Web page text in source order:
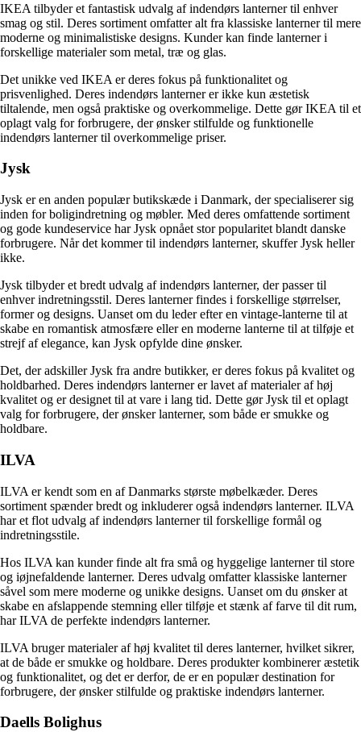
IKEA tilbyder et fantastisk udvalg af indendørs lanterner til enhver
smag og stil. Deres sortiment omfatter alt fra klassiske lanterner til mere
moderne og minimalistiske designs. Kunder kan finde lanterner i
forskellige materialer som metal, træ og glas.
Det unikke ved IKEA er deres fokus på funktionalitet og
prisvenlighed. Deres indendørs lanterner er ikke kun æstetisk
tiltalende, men også praktiske og overkommelige. Dette gør IKEA til et
oplagt valg for forbrugere, der ønsker stilfulde og funktionelle
indendørs lanterner til overkommelige priser.
Jysk
Jysk er en anden populær butikskæde i Danmark, der specialiserer sig
inden for boligindretning og møbler. Med deres omfattende sortiment
og gode kundeservice har Jysk opnået stor popularitet blandt danske
forbrugere. Når det kommer til indendørs lanterner, skuffer Jysk heller
ikke.
Jysk tilbyder et bredt udvalg af indendørs lanterner, der passer til
enhver indretningsstil. Deres lanterner findes i forskellige størrelser,
former og designs. Uanset om du leder efter en vintage-lanterne til at
skabe en romantisk atmosfære eller en moderne lanterne til at tilføje et
strejf af elegance, kan Jysk opfylde dine ønsker.
Det, der adskiller Jysk fra andre butikker, er deres fokus på kvalitet og
holdbarhed. Deres indendørs lanterner er lavet af materialer af høj
kvalitet og er designet til at vare i lang tid. Dette gør Jysk til et oplagt
valg for forbrugere, der ønsker lanterner, som både er smukke og
holdbare.
ILVA
ILVA er kendt som en af Danmarks største møbelkæder. Deres
sortiment spænder bredt og inkluderer også indendørs lanterner. ILVA
har et flot udvalg af indendørs lanterner til forskellige formål og
indretningsstile.
Hos ILVA kan kunder finde alt fra små og hyggelige lanterner til store
og iøjnefaldende lanterner. Deres udvalg omfatter klassiske lanterner
såvel som mere moderne og unikke designs. Uanset om du ønsker at
skabe en afslappende stemning eller tilføje et stænk af farve til dit rum,
har ILVA de perfekte indendørs lanterner.
ILVA bruger materialer af høj kvalitet til deres lanterner, hvilket sikrer,
at de både er smukke og holdbare. Deres produkter kombinerer æstetik
og funktionalitet, og det er derfor, de er en populær destination for
forbrugere, der ønsker stilfulde og praktiske indendørs lanterner.
Daells Bolighus